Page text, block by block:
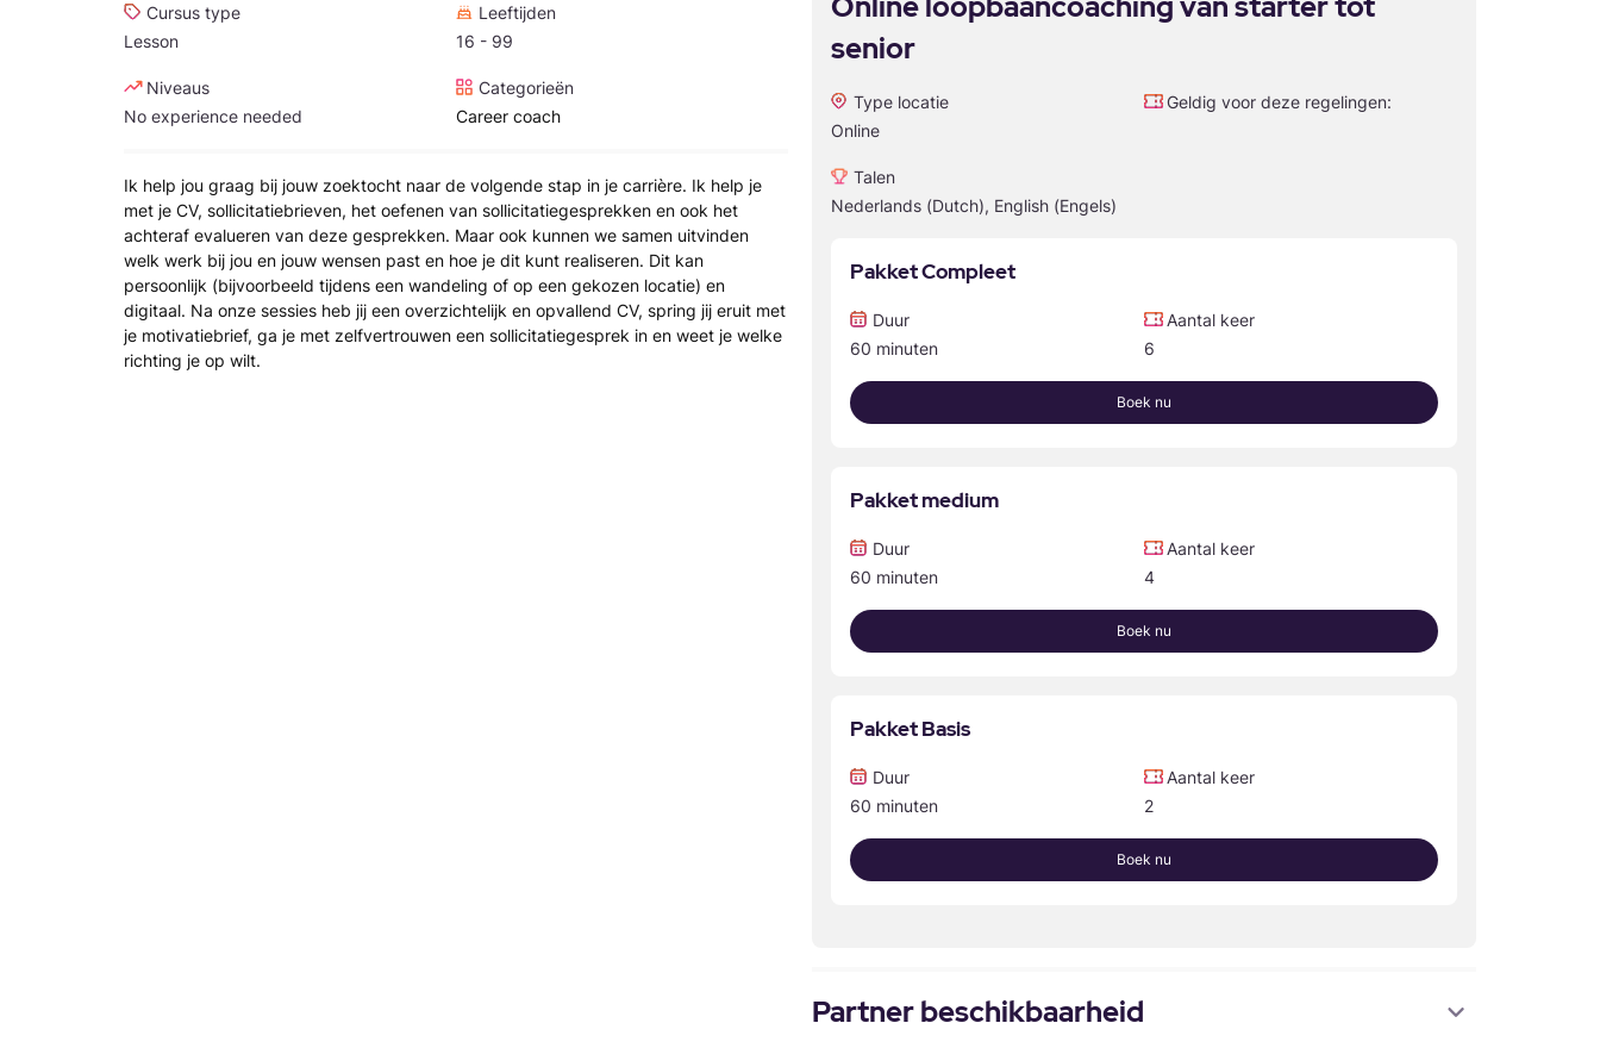
Cursus type
Lesson
Leeftijden
16 - 99
Niveaus
No experience needed
Categorieën
Career coach
Ik help jou graag bij jouw zoektocht naar de volgende stap in je carrière. Ik help je
met je CV, sollicitatiebrieven, het oefenen van sollicitatiegesprekken en ook het
achteraf evalueren van deze gesprekken. Maar ook kunnen we samen uitvinden
welk werk bij jou en jouw wensen past en hoe je dit kunt realiseren. Dit kan
persoonlijk (bijvoorbeeld tijdens een wandeling of op een gekozen locatie) en
digitaal. Na onze sessies heb jij een overzichtelijk en opvallend CV, spring jij eruit met
je motivatiebrief, ga je met zelfvertrouwen een sollicitatiegesprek in en weet je welke
richting je op wilt.
senior
Type locatie
Online
Geldig voor deze regelingen:
Talen
Nederlands (Dutch), English (Engels)
Pakket Compleet
Duur
60 minuten
Aantal keer
6
Boek nu
Pakket medium
Duur
60 minuten
Aantal keer
4
Boek nu
Pakket Basis
Duur
60 minuten
Aantal keer
2
Boek nu
Partner beschikbaarheid